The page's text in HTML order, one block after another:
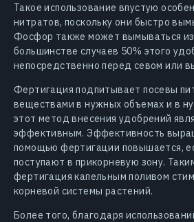
Такое использование впустую
нитратов, поскольку они быстро
Фосфор также может вымываться из
большинстве случаев 50% этого
непосредственно перед севом или
Фертигация подпитывает посевы
веществами в нужных объемах и в
этот метод внесения удобрений
эффективным. Эффективность
помощью фертигации повышается,
поступают в прикорневую зону.
фертигация капельным поливом
корневой системы растений.
Более того, благодаря